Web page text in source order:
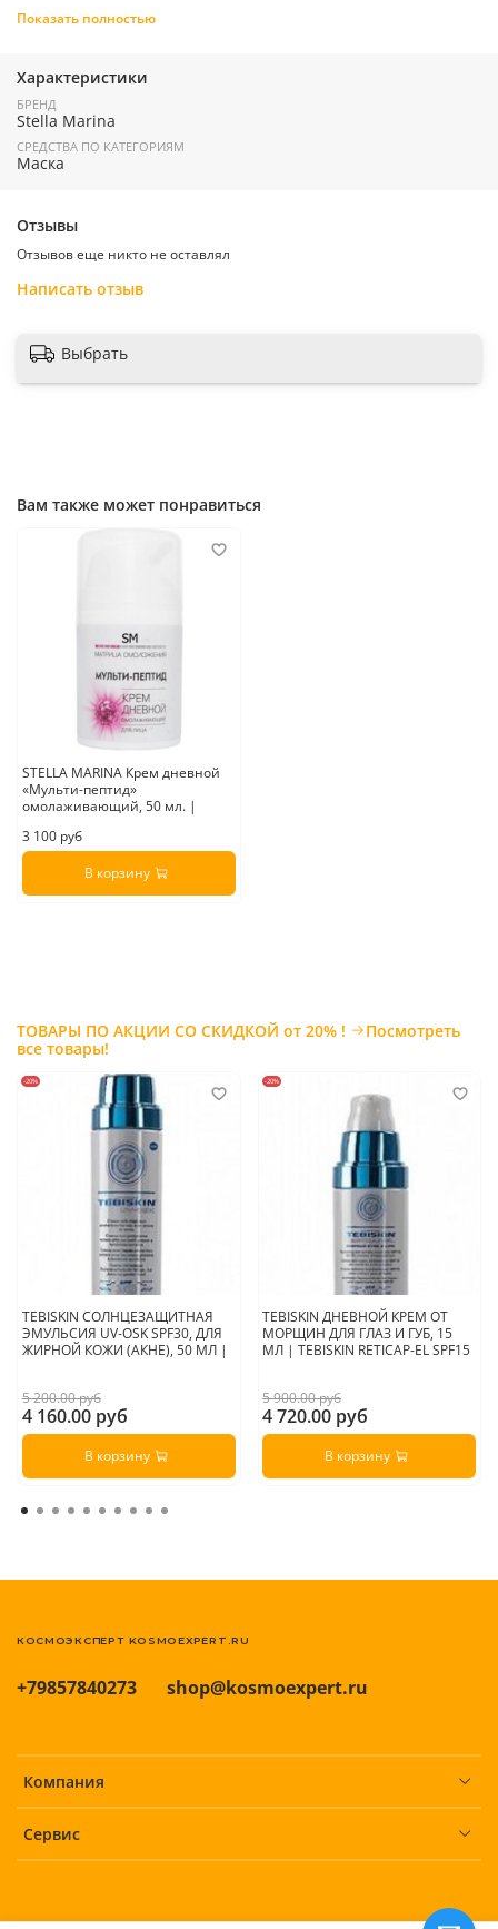
Действие:
восстанавливает микроциркуляцию и дренаж;
уменьшает отеки и темные круги периорбитальной
области;
тонизирует кожу, разглаживает морщины.
Страна производитель:Россия
Показать полностью
Характеристики
БРЕНД
Stella Marina
СРЕДСТВА ПО КАТЕГОРИЯМ
Маска
Отзывы
Отзывов еще никто не оставлял
Написать отзыв
Выбрать
Вам также может понравиться
STELLA MARINA Крем дневной
«Мульти-пептид»
омолаживающий, 50 мл. |
3 100 руб
В корзину
ТОВАРЫ ПО АКЦИИ СО СКИДКОЙ от 20% !
Посмотреть
все товары!
-20%
TEBISKIN СОЛНЦЕЗАЩИТНАЯ
ЭМУЛЬСИЯ UV-OSK SPF30, ДЛЯ
ЖИРНОЙ КОЖИ (АКНЕ), 50 МЛ |
5 200.00 руб
4 160.00 руб
В корзину
-20%
TEBISKIN ДНЕВНОЙ КРЕМ ОТ
МОРЩИН ДЛЯ ГЛАЗ И ГУБ, 15
МЛ | TEBISKIN RETICAP-EL SPF15
5 900.00 руб
4 720.00 руб
В корзину
Компания
Сервис
+79857840273 shop@kosmoexpert.ru
КОСМОЭКСПЕРТ KOSMOEXPERT.RU